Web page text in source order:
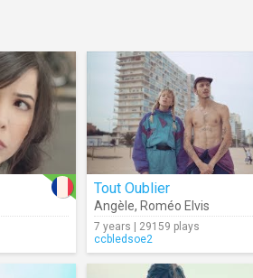
Tout Oublier
Angèle, Roméo Elvis
7 years | 29159 plays
ccbledsoe2